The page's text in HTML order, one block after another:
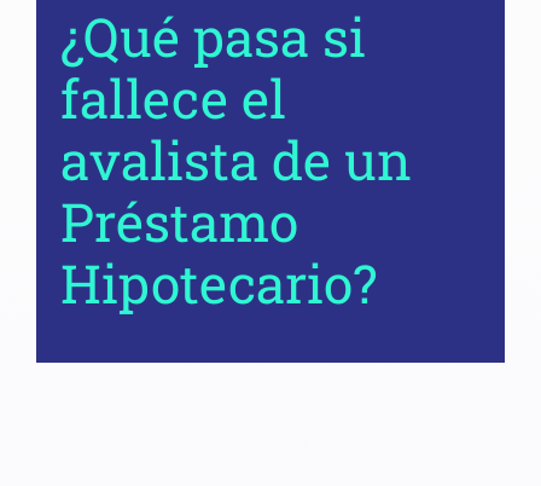
¿Qué pasa si
fallece el
avalista de un
Préstamo
Hipotecario?